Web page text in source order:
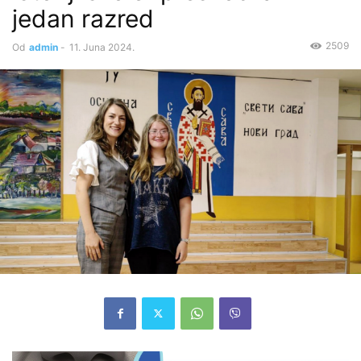
jedan razred
Od admin - 11. Juna 2024. 2509